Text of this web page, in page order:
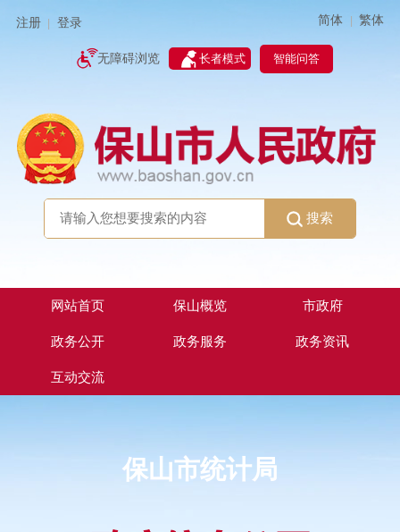
注册 登录 简体 | 繁体
无障碍浏览 长者模式 智能问答
搜索
网站首页 保山概览 市政府
政务公开 政务服务 政务资讯
互动交流
保山市统计局